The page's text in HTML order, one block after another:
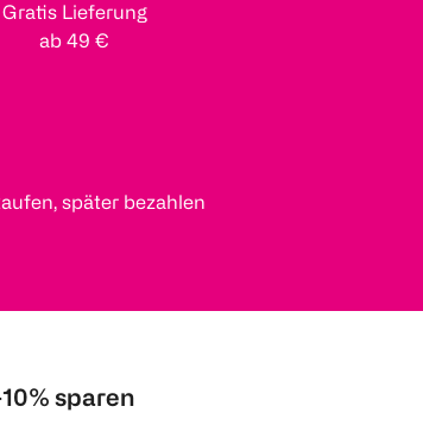
Gratis Lieferung
ab 49 €
später bezahlen
sparen